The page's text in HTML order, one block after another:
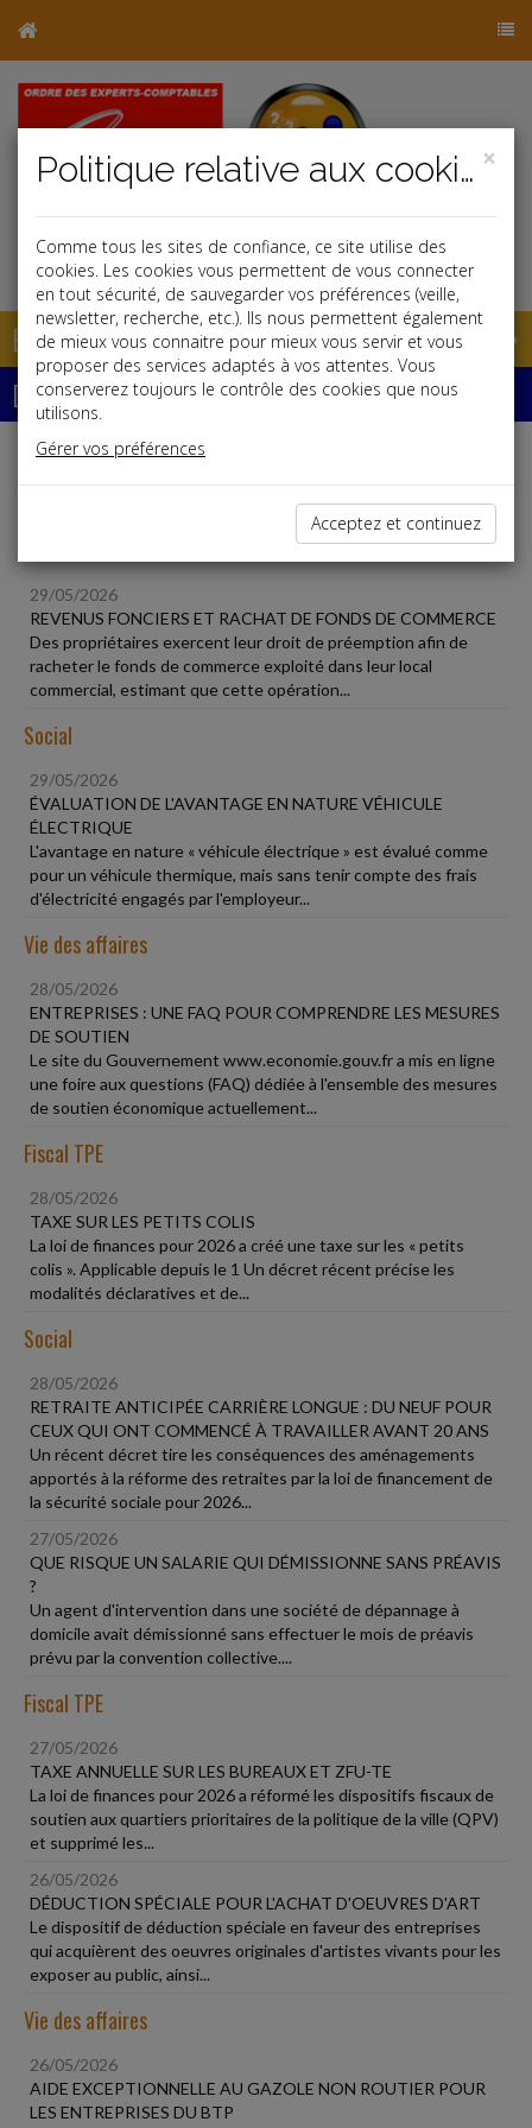
Base documentaire
Dépêches
Liste des dernières dépêches
29/05/2026
REVENUS FONCIERS ET RACHAT DE FONDS DE COMMERCE
Des propriétaires exercent leur droit de préemption afin de
racheter le fonds de commerce exploité dans leur local
commercial, estimant que cette opération...
Social
29/05/2026
ÉVALUATION DE L'AVANTAGE EN NATURE VÉHICULE
ÉLECTRIQUE
L'avantage en nature « véhicule électrique » est évalué comme
pour un véhicule thermique, mais sans tenir compte des frais
d'électricité engagés par l'employeur...
Vie des affaires
28/05/2026
ENTREPRISES : UNE FAQ POUR COMPRENDRE LES MESURES
DE SOUTIEN
Le site du Gouvernement www.economie.gouv.fr a mis en ligne
une foire aux questions (FAQ) dédiée à l'ensemble des mesures
de soutien économique actuellement...
Fiscal TPE
28/05/2026
TAXE SUR LES PETITS COLIS
La loi de finances pour 2026 a créé une taxe sur les « petits
colis ». Applicable depuis le 1 Un décret récent précise les
modalités déclaratives et de...
Social
28/05/2026
RETRAITE ANTICIPÉE CARRIÈRE LONGUE : DU NEUF POUR
CEUX QUI ONT COMMENCÉ À TRAVAILLER AVANT 20 ANS
Un récent décret tire les conséquences des aménagements
apportés à la réforme des retraites par la loi de financement de
la sécurité sociale pour 2026...
27/05/2026
QUE RISQUE UN SALARIE QUI DÉMISSIONNE SANS PRÉAVIS
?
Un agent d'intervention dans une société de dépannage à
domicile avait démissionné sans effectuer le mois de préavis
prévu par la convention collective....
Fiscal TPE
27/05/2026
TAXE ANNUELLE SUR LES BUREAUX ET ZFU-TE
La loi de finances pour 2026 a réformé les dispositifs fiscaux de
soutien aux quartiers prioritaires de la politique de la ville (QPV)
et supprimé les...
26/05/2026
DÉDUCTION SPÉCIALE POUR L'ACHAT D'OEUVRES D'ART
Le dispositif de déduction spéciale en faveur des entreprises
qui acquièrent des oeuvres originales d'artistes vivants pour les
exposer au public, ainsi...
Vie des affaires
26/05/2026
AIDE EXCEPTIONNELLE AU GAZOLE NON ROUTIER POUR
LES ENTREPRISES DU BTP
×
Politique relative aux cookies
Comme tous les sites de confiance, ce site utilise des
cookies. Les cookies vous permettent de vous connecter
en tout sécurité, de sauvegarder vos préférences (veille,
newsletter, recherche, etc.). Ils nous permettent également
de mieux vous connaitre pour mieux vous servir et vous
proposer des services adaptés à vos attentes. Vous
conserverez toujours le contrôle des cookies que nous
utilisons.
Gérer vos préférences
Acceptez et continuez